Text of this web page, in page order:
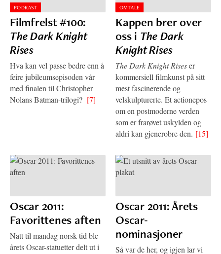
PODKAST
Filmfrelst #100:
The Dark Knight
Rises
Hva kan vel passe bedre enn å
feire jubileumsepisoden vår
med finalen til Christopher
Nolans Batman-trilogi? [7]
OMTALE
Kappen brer over
oss i The Dark
Knight Rises
The Dark Knight Riseser
kommersiell filmkunst på sitt
mest fascinerende og
velskulpturerte. Et actionepos
om en postmoderne verden
som er frarøvet uskylden og
aldri kan gjenerobre den. [15]
Oscar 2011:
Favorittenes aften
Natt til mandag norsk tid ble
årets Oscar-statuetter delt ut i
Oscar 2011: Årets
Oscar-
nominasjoner
Så var de her, og igjen lar vi